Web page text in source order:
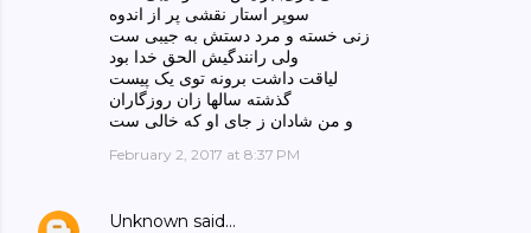
سوپر استار نقشی پر از اندوه
زنی خسته و مرد دستش به جیبی ست
ولی رانندگیش الحق خدا بود
لیاقت داشت برونه توی یک پیست
گذشته سالها زان روزگاران
و من شادان ز جای او که خالی ست
February 2, 2017 at 8:37 PM
Unknown said…